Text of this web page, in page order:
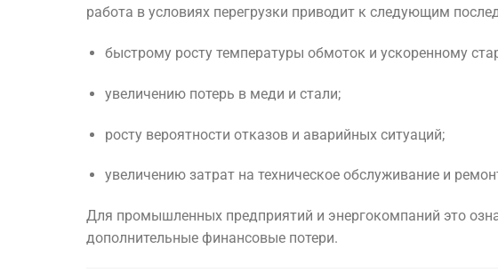
работа в условиях перегрузки приводит к следующим
быстрому росту температуры обмоток и ускоренному
увеличению потерь в меди и стали;
росту вероятности отказов и аварийных ситуаций;
увеличению затрат на техническое обслуживание и
Для промышленных предприятий и энергокомпаний это
дополнительные финансовые потери.